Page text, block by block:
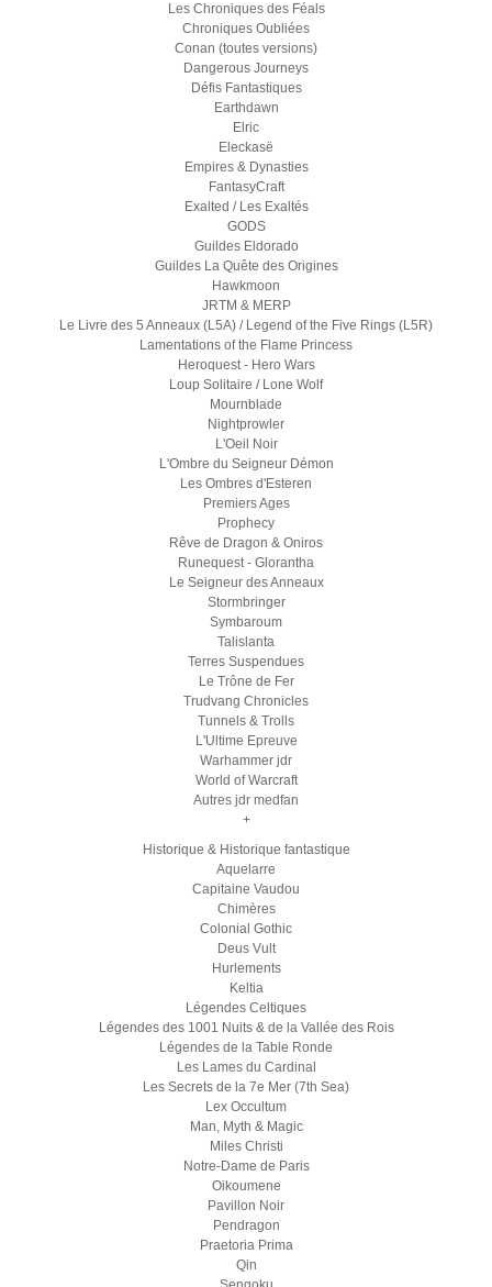
Les Chroniques des Féals
Chroniques Oubliées
Conan (toutes versions)
Dangerous Journeys
Défis Fantastiques
Earthdawn
Elric
Eleckasë
Empires & Dynasties
FantasyCraft
Exalted / Les Exaltés
GODS
Guildes Eldorado
Guildes La Quête des Origines
Hawkmoon
JRTM & MERP
Le Livre des 5 Anneaux (L5A) / Legend of the Five Rings (L5R)
Lamentations of the Flame Princess
Heroquest - Hero Wars
Loup Solitaire / Lone Wolf
Mournblade
Nightprowler
L'Oeil Noir
L'Ombre du Seigneur Démon
Les Ombres d'Esteren
Premiers Ages
Prophecy
Rêve de Dragon & Oniros
Runequest - Glorantha
Le Seigneur des Anneaux
Stormbringer
Symbaroum
Talislanta
Terres Suspendues
Le Trône de Fer
Trudvang Chronicles
Tunnels & Trolls
L'Ultime Epreuve
Warhammer jdr
World of Warcraft
Autres jdr medfan
+
Historique & Historique fantastique
Aquelarre
Capitaine Vaudou
Chimères
Colonial Gothic
Deus Vult
Hurlements
Keltia
Légendes Celtiques
Légendes des 1001 Nuits & de la Vallée des Rois
Légendes de la Table Ronde
Les Lames du Cardinal
Les Secrets de la 7e Mer (7th Sea)
Lex Occultum
Man, Myth & Magic
Miles Christi
Notre-Dame de Paris
Oikoumene
Pavillon Noir
Pendragon
Praetoria Prima
Qin